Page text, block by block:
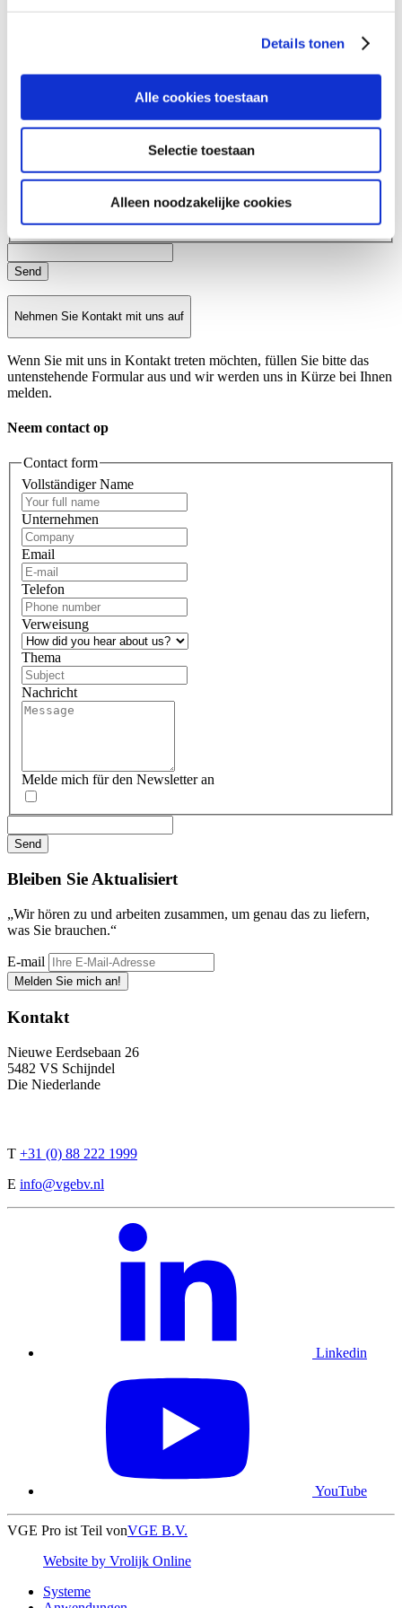
en om ons websiteverkeer te analyseren. Ook delen we
informatie die u aan ze heeft verstrekt of die ze hebben
verzameld op basis van uw gebruik van hun services.
Details tonen
Alle cookies toestaan
Selectie toestaan
Alleen noodzakelijke cookies
Company
Subject
Nehmen Sie Kontakt mit uns auf
Wenn Sie mit uns in Kontakt treten möchten, füllen Sie bitte das
untenstehende Formular aus und wir werden uns in Kürze bei Ihnen
melden.
Neem contact op
Contact form
Vollständiger Name
Unternehmen
Email
Telefon
Verweisung
Thema
Nachricht
Melde mich für den Newsletter an
Bleiben SieAktualisiert
„Wir hören zu und arbeiten zusammen, um genau das zu liefern,
was Sie brauchen.“
E-mail
Melden Sie mich an!
Kontakt
Nieuwe Eerdsebaan 26
5482 VS Schijndel
Die Niederlande
T +31 (0) 88 222 1999
E info@vgebv.nl
Linkedin
YouTube
VGE Pro ist Teil vonVGE B.V.
Website by Vrolijk Online
Systeme